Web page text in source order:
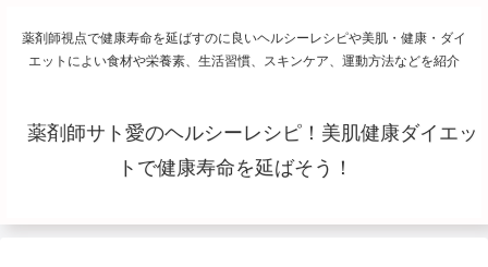
薬剤師視点で健康寿命を延ばすのに良いヘルシーレシピや美肌・健康・ダイ
エットによい食材や栄養素、生活習慣、スキンケア、運動方法などを紹介
薬剤師サト愛のヘルシーレシピ！美肌健康ダイエッ
トで健康寿命を延ばそう！